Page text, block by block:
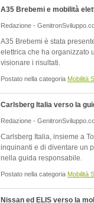
A35 Brebemi e mobilità
Redazione -
A35 Brebemi è stata
elettrica che ha organizzato
visionare i risultati.
Postato nella categoria Mobilità
Carlsberg Italia verso la
Redazione -
Carlsberg Italia, insieme a
inquinanti e di diventare un
nella guida responsabile.
Postato nella categoria Mobilità
Nissan ed ELIS verso la